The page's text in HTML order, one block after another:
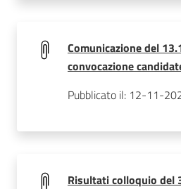
Comunicazione del
convocazione
Pubblicato il: 12-11-
Risultati colloquio del